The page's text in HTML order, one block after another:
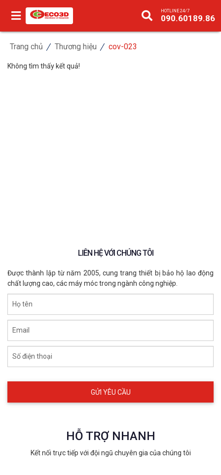
HOTLINE 24/7
090.60189.86
Trang chủ Thương hiệu cov-023
Không tìm thấy kết quả!
LIÊN HỆ VỚI CHÚNG TÔI
Được thành lập từ năm 2005, cung trang thiết bị bảo hộ lao động
chất lượng cao, các máy móc trong ngành công nghiệp.
Họ tên
Email
Số điện thoại
HỖ TRỢ NHANH
Kết nối trực tiếp với đội ngũ chuyên gia của chúng tôi